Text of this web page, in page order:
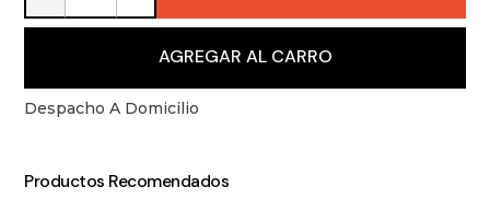
AGREGAR AL CARRO
Despacho A Domicilio
Productos Recomendados